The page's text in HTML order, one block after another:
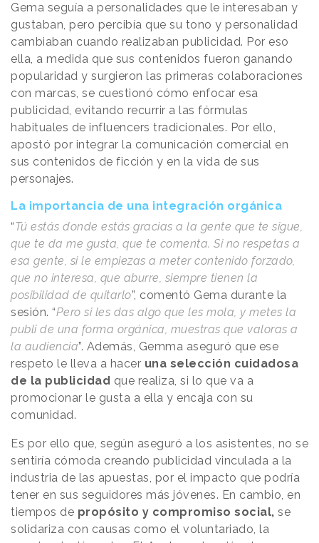
Gema seguía a personalidades que le interesaban y
gustaban, pero percibía que su tono y personalidad
cambiaban cuando realizaban publicidad. Por eso
ella, a medida que sus contenidos fueron ganando
popularidad y surgieron las primeras colaboraciones
con marcas, se cuestionó cómo enfocar esa
publicidad, evitando recurrir a las fórmulas
habituales de influencers tradicionales. Por ello,
apostó por integrar la comunicación comercial en
sus contenidos de ficción y en la vida de sus
personajes.
La importancia de una integración orgánica
“Tú estás donde estás gracias a la gente que te sigue,
que te da me gusta, que te comenta. Si no respetas a
esa gente, si le empiezas a meter contenido forzado,
que no interesa, que aburre, siempre tienen la
posibilidad de quitarlo”, comentó Gema durante la
sesión. “Pero si les das algo que les mola, y metes la
publi de una forma orgánica, muestras que valoras a
la audiencia”. Además, Gemma aseguró que ese
respeto le lleva a hacer una selección cuidadosa
de la publicidad que realiza, si lo que va a
promocionar le gusta a ella y encaja con su
comunidad.
Es por ello que, según aseguró a los asistentes, no se
sentiría cómoda creando publicidad vinculada a la
industria de las apuestas, por el impacto que podría
tener en sus seguidores más jóvenes. En cambio, en
tiempos de propósito y compromiso social, se
solidariza con causas como el voluntariado, la